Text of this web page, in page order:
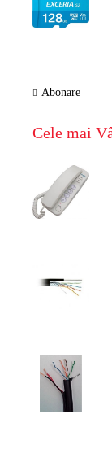
Abonare
Cele mai